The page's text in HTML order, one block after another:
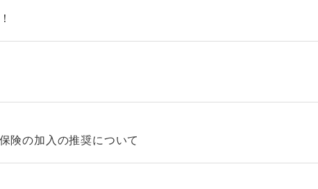
険の加入の推奨について